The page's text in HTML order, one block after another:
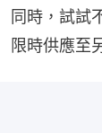
同時，試試
限時供應至